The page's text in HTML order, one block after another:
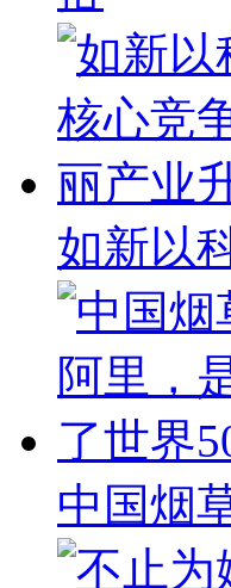
如新以
中国烟